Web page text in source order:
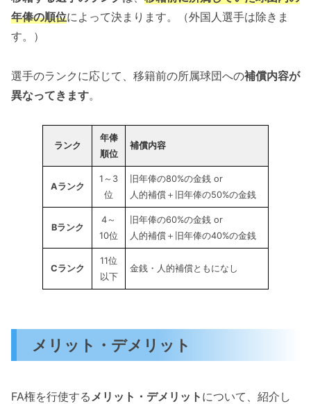
年俸の順位によって決まります。（外国人選手は除きま
す。）
選手のランクに応じて、移籍前の所属球団への補償内容が
異なってきます。
ランク
年俸
順位
補償内容
Aランク
1～3
位
旧年俸の80%の金銭 or
人的補償＋旧年俸の50%の金銭
Bランク
4～
10位
旧年俸の60%の金銭 or
人的補償＋旧年俸の40%の金銭
Cランク
11位
以下
金銭・人的補償ともになし
メリット・デメリット
FA権を行使する メリット・デメリット について、紹介し